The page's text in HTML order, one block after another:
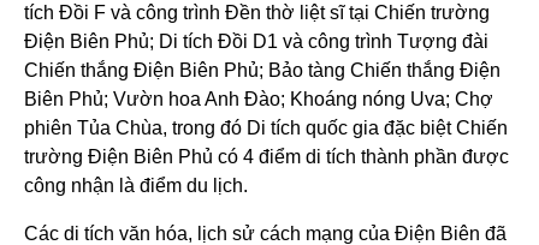
tích Đồi F và công trình Đền thờ liệt sĩ tại Chiến trường
Điện Biên Phủ; Di tích Đồi D1 và công trình Tượng đài
Chiến thắng Điện Biên Phủ; Bảo tàng Chiến thắng Điện
Biên Phủ; Vườn hoa Anh Đào; Khoáng nóng Uva; Chợ
phiên Tủa Chùa, trong đó Di tích quốc gia đặc biệt Chiến
trường Điện Biên Phủ có 4 điểm di tích thành phần được
công nhận là điểm du lịch.
Các di tích văn hóa, lịch sử cách mạng của Điện Biên đã